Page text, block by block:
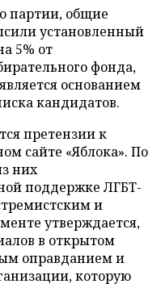
партии, общие
установленный
5% от
фонда,
основанием
кандидатов.
претензии к
сайте «Яблока». По
них
поддержке ЛГБТ-
и
утверждается,
в открытом
оправданием и
которую